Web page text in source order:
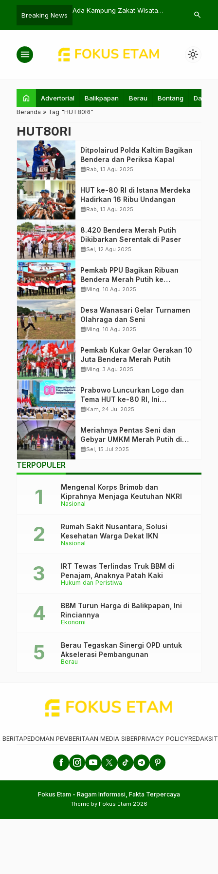
Breaking News
Potensi Lokal
Ada Kampung Zakat Wisata
IRT Tewas
search
menu light_mode
home Advertorial Balikpapan Berau Bontang Daerah
Beranda » Tag "HUT80RI"
HUT80RI
Ditpolairud Polda Kaltim Bagikan
Bendera dan Periksa Kapal
calendar_monthRab, 13 Agu 2025
HUT ke-80 RI di Istana Merdeka
Hadirkan 16 Ribu Undangan
calendar_monthRab, 13 Agu 2025
8.420 Bendera Merah Putih
Dikibarkan Serentak di Paser
calendar_monthSel, 12 Agu 2025
Pemkab PPU Bagikan Ribuan
Bendera Merah Putih ke
Masyarakat
calendar_monthMing, 10 Agu 2025
Desa Wanasari Gelar Turnamen
Olahraga dan Seni
calendar_monthMing, 10 Agu 2025
Pemkab Kukar Gelar Gerakan 10
Juta Bendera Merah Putih
calendar_monthMing, 3 Agu 2025
Prabowo Luncurkan Logo dan
Tema HUT ke-80 RI, Ini
Maknanya
calendar_monthKam, 24 Jul 2025
Meriahnya Pentas Seni dan
Gebyar UMKM Merah Putih di
PPU
calendar_monthSel, 15 Jul 2025
TERPOPULER
Nasional
Mengenal Korps Brimob dan
Kiprahnya Menjaga Keutuhan NKRI
Nasional
Rumah Sakit Nusantara, Solusi
Kesehatan Warga Dekat IKN
Hukum dan Peristiwa
IRT Tewas Terlindas Truk BBM di
Penajam, Anaknya Patah Kaki
Ekonomi
BBM Turun Harga di Balikpapan, Ini
Rinciannya
Berau
Berau Tegaskan Sinergi OPD untuk
Akselerasi Pembangunan
BERITAPEDOMAN PEMBERITAAN MEDIA SIBERPRIVACY POLICYREDAKSI
Fokus Etam - Ragam Informasi, Fakta Terpercaya
Theme by Fokus Etam 2026